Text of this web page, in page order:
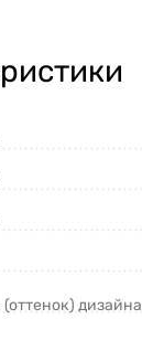
дизайна